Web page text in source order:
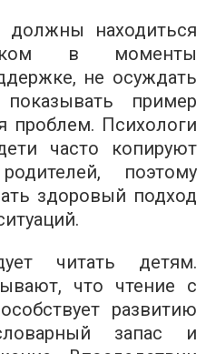
должны находиться
в моменты
не осуждать
пример
проблем. Психологи
часто копируют
поэтому
здоровый подход
читать детям.
что чтение с
развитию
запас и